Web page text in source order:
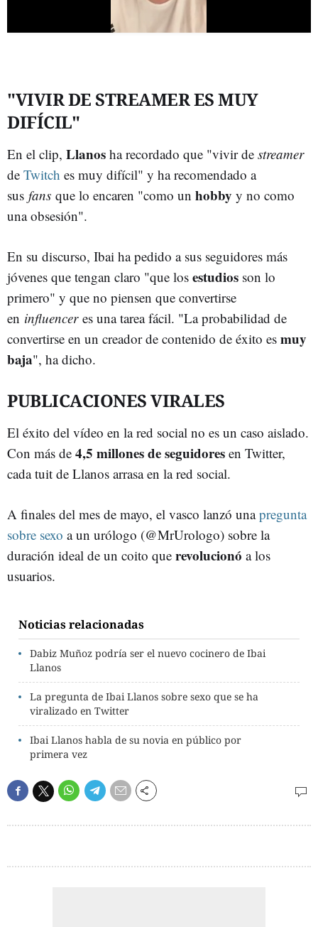
"VIVIR DE STREAMER ES MUY
DIFÍCIL"
En el clip, Llanos ha recordado que "vivir de streamer
de Twitch es muy difícil" y ha recomendado a
sus fans que lo encaren "como un hobby y no como
una obsesión".
En su discurso, Ibai ha pedido a sus seguidores más
jóvenes que tengan claro "que los estudios son lo
primero" y que no piensen que convertirse
en influenceres una tarea fácil. "La probabilidad de
convertirse en un creador de contenido de éxito es muy
baja", ha dicho.
PUBLICACIONES VIRALES
El éxito del vídeo en la red social no es un caso aislado.
Con más de 4,5 millones de seguidores en Twitter,
cada tuit de Llanos arrasa en la red social.
A finales del mes de mayo, el vasco lanzó unapregunta
sobre sexo a un urólogo (@MrUrologo) sobre la
duración ideal de un coito que revolucionó a los
usuarios.
Noticias relacionadas
Dabiz Muñoz podría ser el nuevo cocinero de Ibai
Llanos
La pregunta de Ibai Llanos sobre sexo que se ha
viralizado en Twitter
Ibai Llanos habla de su novia en público por
primera vez